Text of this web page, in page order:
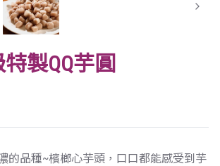
製QQ芋圓
的品種~檳榔心芋頭，口口都能感受到芋